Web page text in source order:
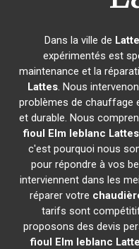
Dans la ville de
expérimentés est
maintenance et la
Lattes. Nous
problèmes de chauffage
et durable. Nous
fioul Elm leblanc Lattes
c'est pourquoi nous
pour répondre à vos
interviennent dans les
réparer votre
tarifs sont
proposons des devis
fioul Elm leblanc